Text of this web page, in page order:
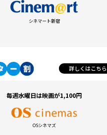
シネマート新宿
詳しくはこちら
毎週水曜日は映画が1,100円
OSシネマズ